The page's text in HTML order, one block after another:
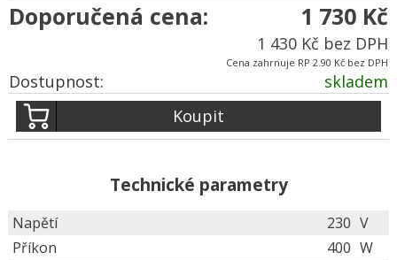
Doporučená cena: 1 730 Kč
1 430 Kč bez DPH
Cena zahrnuje RP 2.90 Kč bez DPH
Dostupnost:
skladem
Koupit
Technické parametry
Napětí 230 V
Příkon
400 W